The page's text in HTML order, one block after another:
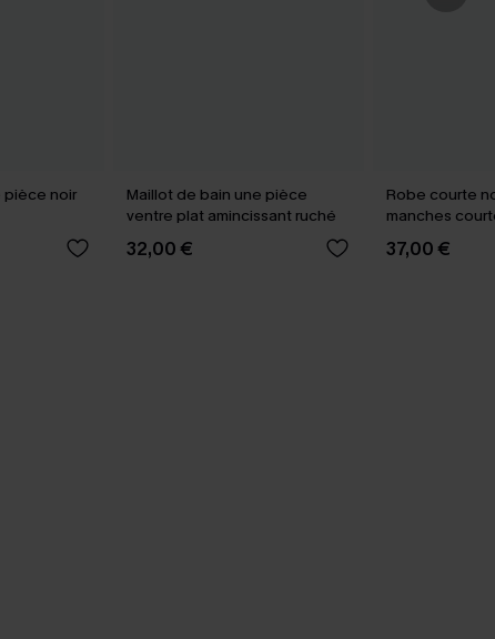
pièce noir
Maillot de bain une pièce
ventre plat amincissant ruché
32,00 €
Robe courte
manches
37,00 €